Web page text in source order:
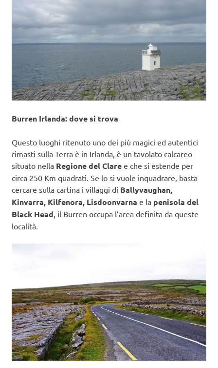
Burren Irlanda: dove si trova
Questo luoghi ritenuto uno dei più magici ed autentici
rimasti sulla Terra è in Irlanda, è un tavolato calcareo
situato nella Regione del Clare e che si estende per
circa 250 Km quadrati. Se lo si vuole inquadrare, basta
cercare sulla cartina i villaggi di Ballyvaughan,
Kinvarra, Kilfenora, Lisdoonvarna e la penisola del
Black Head, il Burren occupa l’area definita da queste
località.